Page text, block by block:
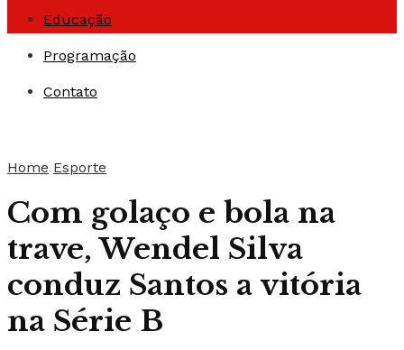
Educação
Programação
Contato
Home Esporte
Com golaço e bola na
trave, Wendel Silva
conduz Santos a vitória
na Série B